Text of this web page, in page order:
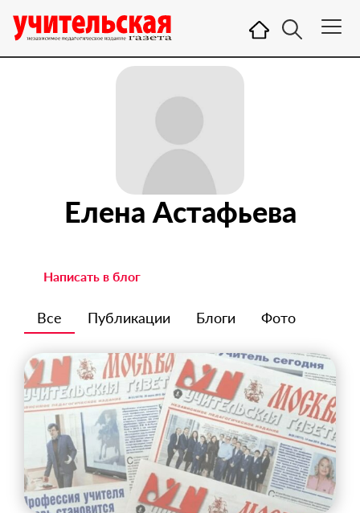
Елена Астафьева
Написать в блог
Все Публикации Блоги Фото